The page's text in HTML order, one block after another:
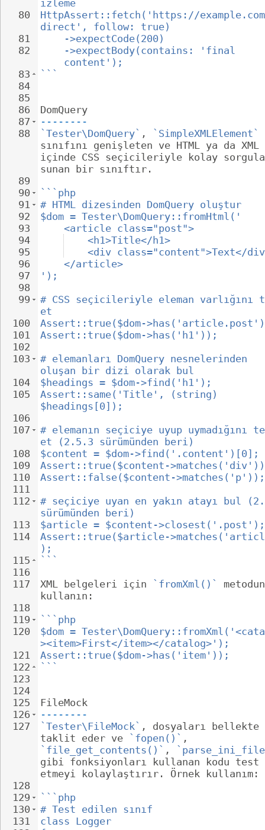
80
81
82
83
84
85
86
87
88
89
90
91
92
93
94
95
96
97
98
99
100
101
102
103
104
105
106
107
108
109
110
111
112
113
114
115
116
117
118
119
120
121
122
123
124
125
126
127
128
129
130
131
izleme
HttpAssert::fetch('https://
direct', follow: true)
->expectCode(200)
->expectBody(contains: 'final
content');
```
DomQuery
--------
`Tester\DomQuery` ,
`SimpleXMLElement`
sınıfını genişleten ve HTML ya da XML
içinde CSS seçicileriyle kolay
sunan bir sınıftır.
```php
# HTML dizesinden DomQuery oluştur
$dom = Tester\DomQuery::fromHtml('
<article class="post">
<h1>Title</h1>
<div class="content">Text</
</article>
');
# CSS seçicileriyle eleman
et
Assert::true($dom-
Assert::true($dom->has('h1'));
# elemanları DomQuery nesnelerinden
oluşan bir dizi olarak bul
$headings = $dom->find('h1');
Assert::same('Title', (string)
$headings[0]);
# elemanın seçiciye uyup uymadığını
et (2.5.3 sürümünden beri)
$content = $dom->find('.content')[0];
Assert::true($content-
Assert::false($content->matches('p'));
# seçiciye uyan en yakın atayı bul
sürümünden beri)
$article = $content->closest('.post');
Assert::true($article-
);
```
XML belgeleri için
`fromXml()`
kullanın:
```php
$dom =
><item>First</item></catalog>');
Assert::true($dom->has('item'));
```
FileMock
--------
`Tester\FileMock` , dosyaları bellekte
taklit eder ve
`fopen()` ,
`file_get_contents()` ,
gibi fonksiyonları kullanan kodu test
etmeyi kolaylaştırır. Örnek kullanım:
```php
# Test edilen sınıf
class Logger